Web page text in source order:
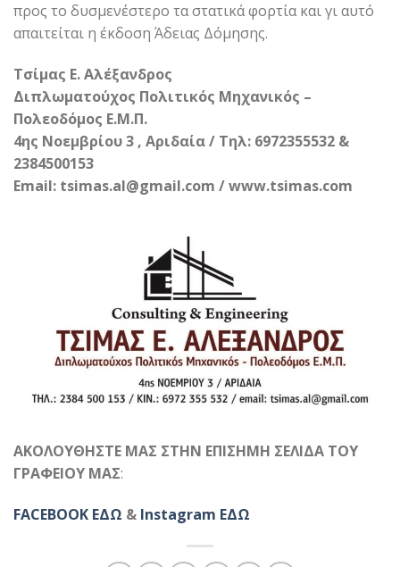
προς το δυσμενέστερο τα στατικά φορτία και γι αυτό
απαιτείται η έκδοση Άδειας Δόμησης.
Τσίμας Ε. Αλέξανδρος
Διπλωματούχος Πολιτικός Μηχανικός –
Πολεοδόμος Ε.Μ.Π.
4ης Νοεμβρίου 3 , Αριδαία / Τηλ: 6972355532 &
2384500153
Email: tsimas.al@gmail.com / www.tsimas.com
ΑΚΟΛΟΥΘΗΣΤΕ ΜΑΣ ΣΤΗΝ ΕΠΙΣΗΜΗ ΣΕΛΙΔΑ ΤΟΥ
ΓΡΑΦΕΙΟΥ ΜΑΣ:
FACEBOOK ΕΔΩ & Instagram ΕΔΩ